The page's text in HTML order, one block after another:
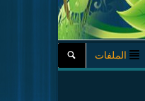
الملفات